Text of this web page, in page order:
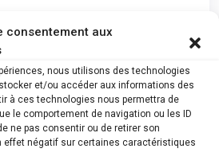
consentement aux
nous utilisons des technologies
et/ou accéder aux informations des
à ces technologies nous permettra de
le comportement de navigation ou les ID
ne pas consentir ou de retirer son
effet négatif sur certaines caractéristiques
Newsletter